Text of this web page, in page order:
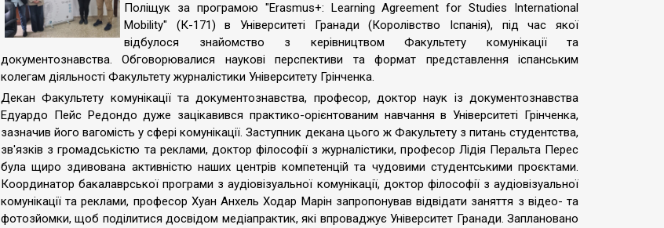
Поліщук за програмою "Erasmus+: Learning Agreement for Studies International
Mobility" (К-171) в Університеті Гранади (Королівство Іспанія), під час якої
відбулося знайомство з керівництвом Факультету комунікації та
документознавства. Обговорювалися наукові перспективи та формат представлення іспанським
колегам діяльності Факультету журналістики Університету Грінченка.
Декан Факультету комунікації та документознавства, професор, доктор наук із документознавства
Едуардо Пейс Редондо дуже зацікавився практико-орієнтованим навчання в Університеті Грінченка,
зазначив його вагомість у сфері комунікації. Заступник декана цього ж Факультету з питань студентства,
зв'язків з громадськістю та реклами, доктор філософії з журналістики, професор Лідія Перальта Перес
була щиро здивована активністю наших центрів компетенцій та чудовими студентськими проєктами.
Координатор бакалаврської програми з аудіовізуальної комунікації, доктор філософії з аудіовізуальної
комунікації та реклами, професор Хуан Анхель Ходар Марін запропонував відвідати заняття з відео- та
фотозйомки, щоб поділитися досвідом медіапрактик, які впроваджує Університет Гранади. Заплановано